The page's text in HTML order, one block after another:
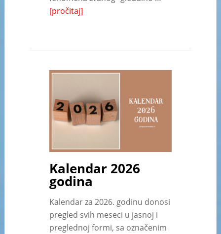
[pročitaj]
Kalendar 2026
godina
Kalendar za 2026. godinu donosi
pregled svih meseci u jasnoj i
preglednoj formi, sa označenim